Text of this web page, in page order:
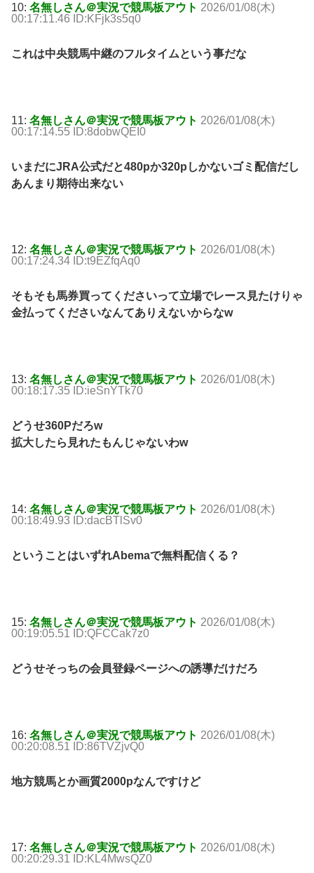
10: 名無しさん＠実況で競馬板アウト 2026/01/08(木)
00:17:11.46 ID:KFjk3s5q0
これは中央競馬中継のフルタイムという事だな
11: 名無しさん＠実況で競馬板アウト 2026/01/08(木)
00:17:14.55 ID:8dobwQEI0
いまだにJRA公式だと480pか320pしかないゴミ配信だし
あんまり期待出来ない
12: 名無しさん＠実況で競馬板アウト 2026/01/08(木)
00:17:24.34 ID:t9EZfqAq0
そもそも馬券買ってくださいって立場でレース見たけりゃ
金払ってくださいなんてありえないからなw
13: 名無しさん＠実況で競馬板アウト 2026/01/08(木)
00:18:17.35 ID:ieSnYTk70
どうせ360Pだろw
拡大したら見れたもんじゃないわw
14: 名無しさん＠実況で競馬板アウト 2026/01/08(木)
00:18:49.93 ID:dacBTlSv0
ということはいずれAbemaで無料配信くる？
15: 名無しさん＠実況で競馬板アウト 2026/01/08(木)
00:19:05.51 ID:QFCCak7z0
どうせそっちの会員登録ページへの誘導だけだろ
16: 名無しさん＠実況で競馬板アウト 2026/01/08(木)
00:20:08.51 ID:86TVZjvQ0
地方競馬とか画質2000pなんですけど
17: 名無しさん＠実況で競馬板アウト 2026/01/08(木)
00:20:29.31 ID:KL4MwsQZ0